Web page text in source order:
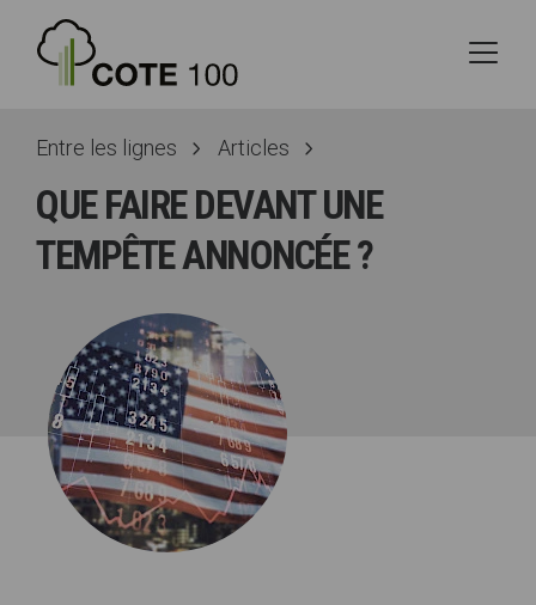
Entre les lignes Articles
QUE FAIRE DEVANT UNE
TEMPÊTE ANNONCÉE ?